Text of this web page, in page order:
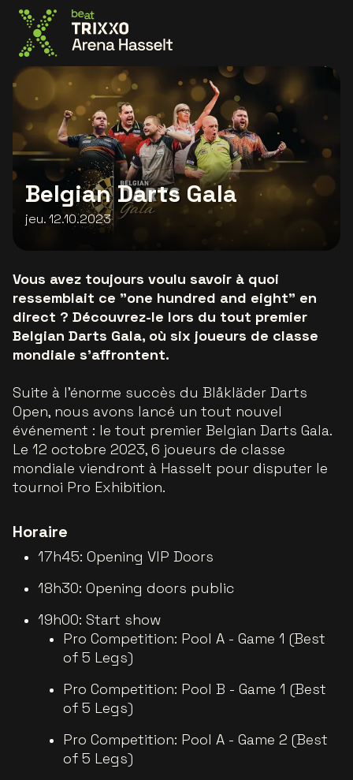
Allez à la page d'accueil
Belgian Darts Gala
jeu. 12.10.2023
Vous avez toujours voulu savoir à quoi
ressemblait ce "one hundred and eight" en
direct ? Découvrez-le lors du tout premier
Belgian Darts Gala, où six joueurs de classe
mondiale s'affrontent.
Suite à l'énorme succès du Blåkläder Darts
Open, nous avons lancé un tout nouvel
événement : le tout premier Belgian Darts Gala.
Le 12 octobre 2023, 6 joueurs de classe
mondiale viendront à Hasselt pour disputer le
tournoi Pro Exhibition.
Horaire
17h45: Opening VIP Doors
18h30: Opening doors public
19h00: Start show
Pro Competition: Pool A - Game 1 (Best
of 5 Legs)
Pro Competition: Pool B - Game 1 (Best
of 5 Legs)
Pro Competition: Pool A - Game 2 (Best
of 5 Legs)